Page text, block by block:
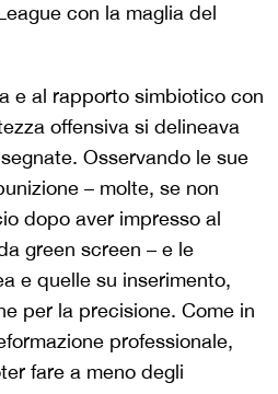
con la maglia del
e al rapporto simbiotico con
offensiva si delineava
Osservando le sue
– molte, se non
dopo aver impresso al
green screen – e le
e quelle su inserimento,
per la precisione. Come in
professionale,
fare a meno degli